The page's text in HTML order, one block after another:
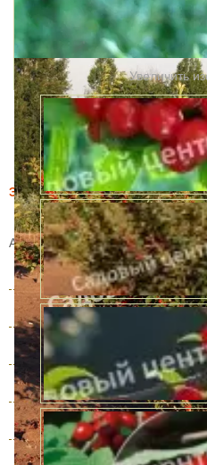
Увеличить
Этот товар купили 7 раз за месяц
Вишня
Артикул:WS_28296
3 года
4 года
5 лет
6 лет
7 лет